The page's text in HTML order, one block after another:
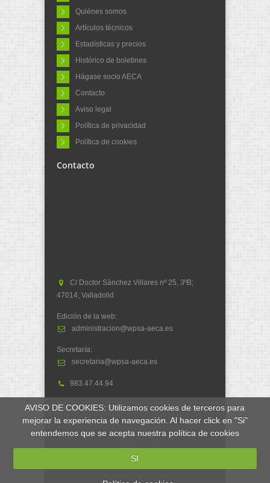
AVISO DE COOKIES: Utilizamos cookies de terceros para
mejorar la experiencia de navegación. Al hacer click en "Si"
entendemos que se acepta nuestra política de cookies
SI
Quiénes somos
Artículos técnicos
Estadísticas y precios
Histórico de boletines
Hágase socio AECA
Contacto
Aviso legal
Política de privacidad
Política de cookies
Contacto
C/ Doctor Sánchez Villares nº 25, 3ºB;
47014, Valladolid
Edición de la web:
administracion@wpsa-aeca.es
Secretaría:
secretaria@wpsa-aeca.es
983.47.44.94
WPSA - World's Poultry Science Association